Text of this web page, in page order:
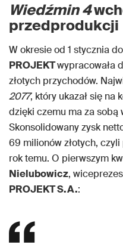
Wiedźmin 4
przedprodukcji
W okresie od 1 stycznia
PROJEKTwypracowała
złotych przychodów.
2077, który ukazał się na
dzięki czemu ma za sobą
Skonsolidowany zysk
69 milionów złotych,
rok temu. O pierwszym
Nielubowicz,
PROJEKT S.A.: